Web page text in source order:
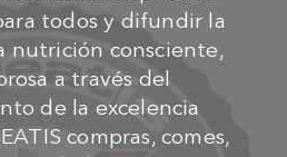
todos y difundir la
nutrición consciente,
a través del
de la excelencia
compras, comes,